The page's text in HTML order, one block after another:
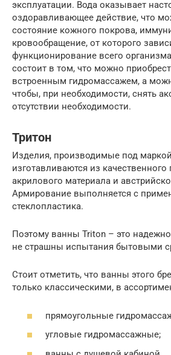
эксплуатации. Вода оказывает
оздоравливающее действие, что
состояние кожного покрова,
кровообращение, от которого
функционирование всего
состоит в том, что можно
встроенным гидромассажем, а
чтобы, при необходимости, снять
отсутствии необходимости.
Тритон
Изделия, производимые под
изготавливаются из качественного
акрилового материала и
Армирование выполняется с
стеклопластика.
Поэтому ванны Triton – это
не страшны испытания бытовыми
Стоит отметить, что ванны этого
только классическими, в
прямоугольные
угловые гидромассажные;